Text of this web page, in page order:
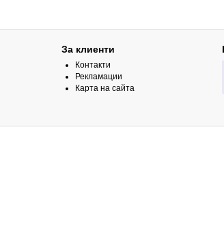
За клиенти
Контакти
Рекламации
Карта на сайта